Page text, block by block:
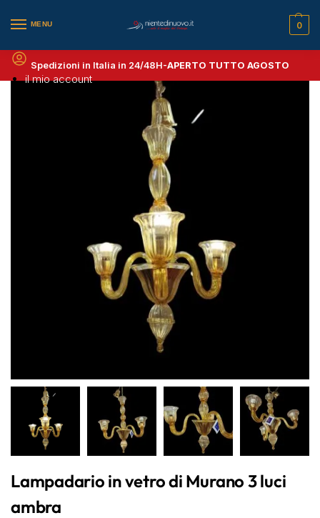
MENU
il mio account
0
Spedizioni in Italia in 24/48H-APERTO TUTTO AGOSTO
Lampadario in vetro di Murano 3 luci
ambra